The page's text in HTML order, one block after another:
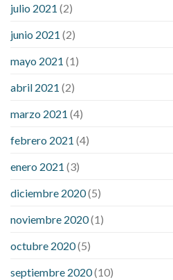
julio 2021 (2)
junio 2021 (2)
mayo 2021 (1)
abril 2021 (2)
marzo 2021 (4)
febrero 2021 (4)
enero 2021 (3)
diciembre 2020(5)
noviembre 2020(1)
octubre 2020(5)
septiembre 2020(10)